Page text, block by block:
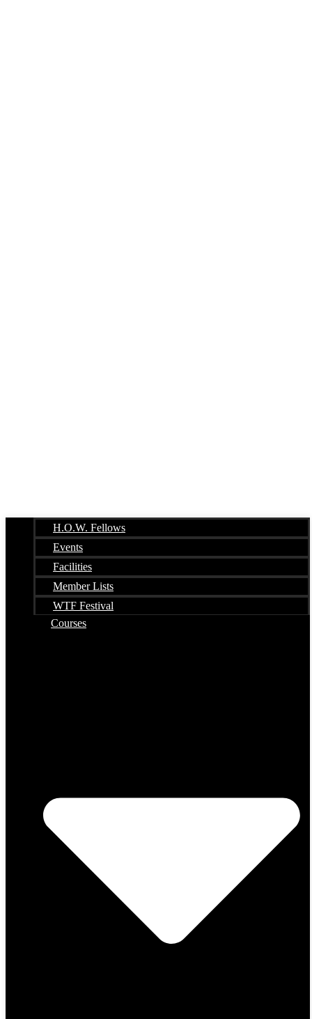
H.O.W. Fellows
Events
Facilities
Member Lists
WTF Festival
Courses